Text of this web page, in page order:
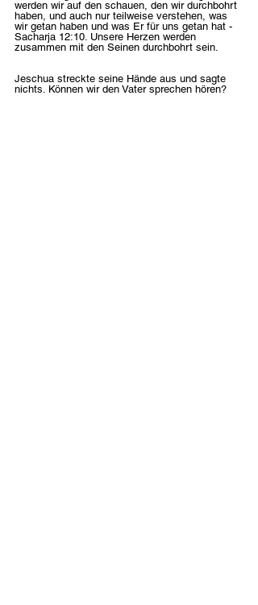
werden wir auf den schauen, den wir durchbohrt
haben, und auch nur teilweise verstehen, was
wir getan haben und was Er für uns getan hat -
Sacharja 12:10. Unsere Herzen werden
zusammen mit den Seinen durchbohrt sein.
Jeschua streckte seine Hände aus und sagte
nichts. Können wir den Vater sprechen hören?